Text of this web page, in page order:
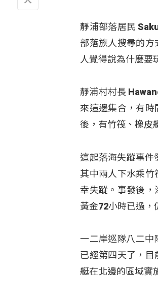
靜浦部落居民
部落族人搜尋的方
人覺得說為什麼要
靜浦村村長
來這邊集合，有時
後，有竹筏、橡皮
這起落海失蹤事件
其中兩人下水乘竹
幸失蹤。事發後，
黃金72小時已過，
一二岸巡隊八二中
已經第四天了，目
艇在北邊的區域實